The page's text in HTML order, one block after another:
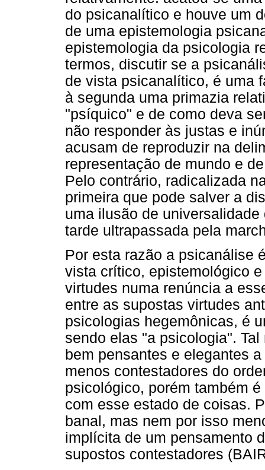
do psicanalítico e houve um
de uma epistemologia
epistemologia da psicologia
termos, discutir se a
de vista psicanalítico, é uma
à segunda uma primazia
"psíquico" e de como deva
não responder às justas e
acusam de reproduzir na
representação de mundo e
Pelo contrário, radicalizada
primeira que pode salver a
uma ilusão de
tarde ultrapassada pela
Por esta razão a psicanálise
vista crítico, epistemológico
virtudes numa renúncia a
entre as supostas virtudes
psicologias hegemônicas, é
sendo elas "a psicologia".
bem pensantes e elegantes
menos contestadores do
psicológico, porém também
com esse estado de coisas.
banal, mas nem por isso
implícita de um pensamento
supostos contestadores